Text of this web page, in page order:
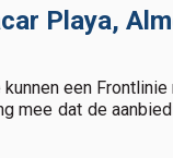
Playa,
een
mee dat de